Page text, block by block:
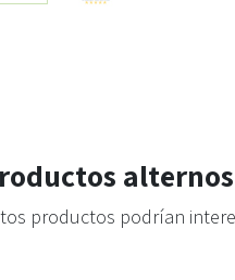
alternos
productos podrían